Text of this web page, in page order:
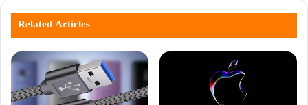
Related Articles